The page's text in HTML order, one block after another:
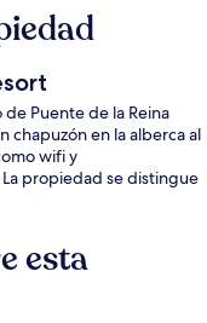
Puente de la Reina
chapuzón en la alberca al
wifi y
propiedad se distingue
esta